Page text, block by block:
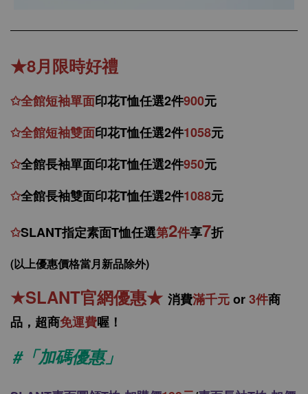
★8月限時好禮
✩全館短袖單面印花T恤任選2件900元
✩全館短袖雙面印花T恤任選2件1058元
✩全館長袖單面印花T恤任選2件950元
✩全館長袖雙面印花T恤任選2件1088元
✩SLANT指定素面T恤任選第2件享7折
(以上優惠價格當月新品除外)
★SLANT官網優惠★ 消費滿千元or3件商
品， 超商免運費喔！
#「加碼優惠」